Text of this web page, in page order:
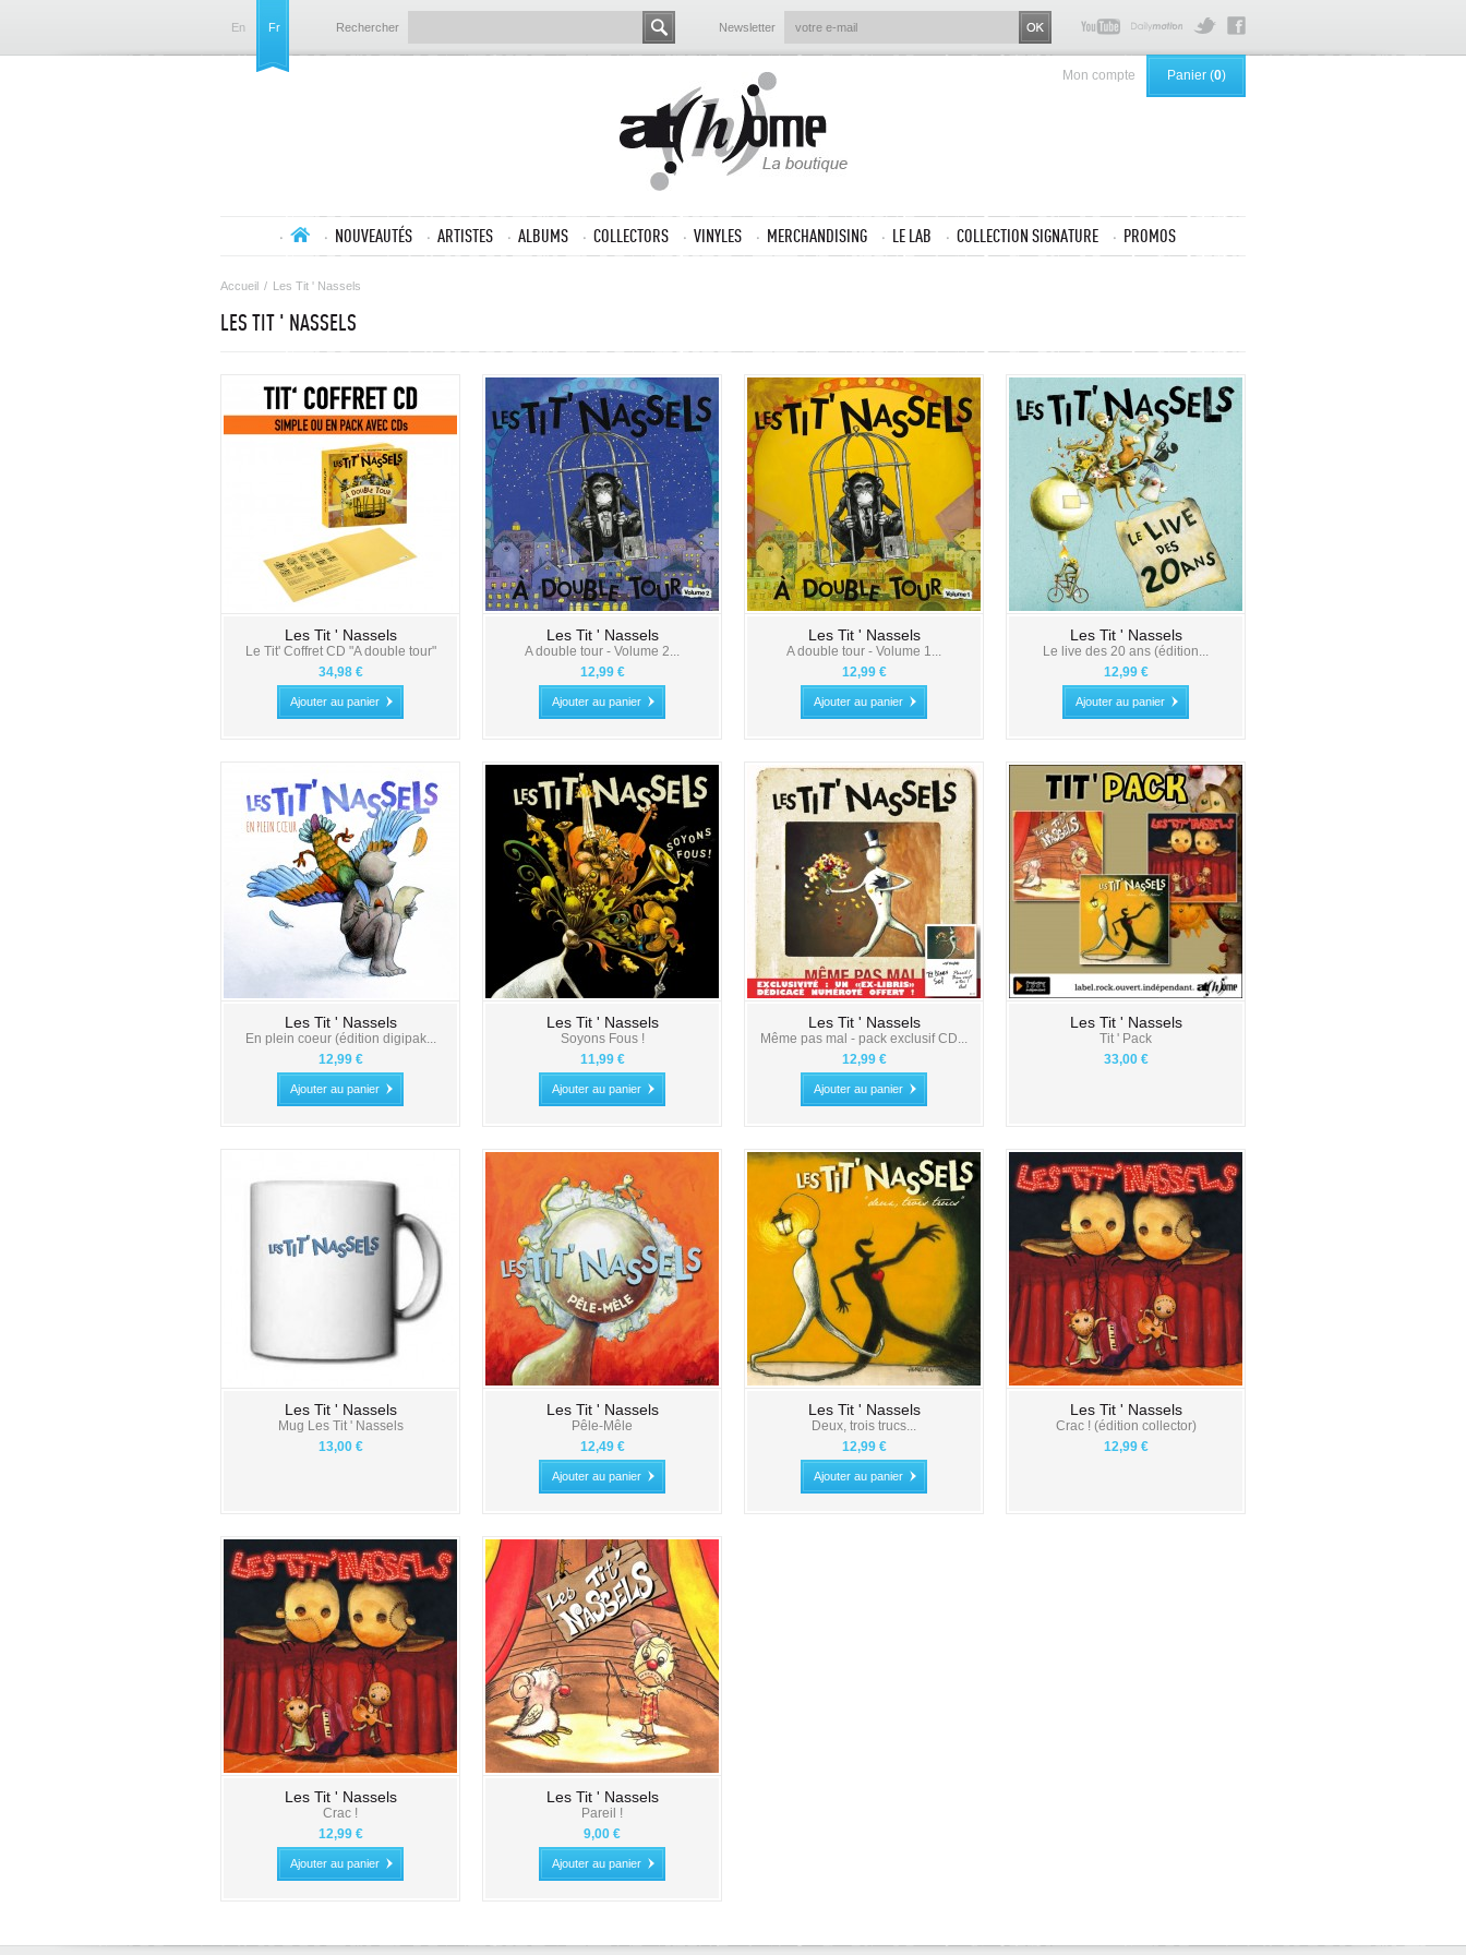
En Fr Rechercher Newsletter
Mon compte Panier (0)
NOUVEAUTÉS ARTISTES ALBUMS COLLECTORS VINYLES MERCHANDISING LE LAB COLLECTION SIGNATURE PROMOS
Accueil / Les Tit ' Nassels
LES TIT ' NASSELS
Les Tit ' Nassels
Le Tit' Coffret CD "A double tour"
34,98 €
Ajouter au panier
Les Tit ' Nassels
A double tour - Volume 2...
12,99 €
Ajouter au panier
Les Tit ' Nassels
A double tour - Volume 1...
12,99 €
Ajouter au panier
Les Tit ' Nassels
Le live des 20 ans (édition...
12,99 €
Ajouter au panier
Les Tit ' Nassels
En plein coeur (édition digipak...
12,99 €
Ajouter au panier
Les Tit ' Nassels
Soyons Fous !
11,99 €
Ajouter au panier
Les Tit ' Nassels
Même pas mal - pack exclusif CD...
12,99 €
Ajouter au panier
Les Tit ' Nassels
Tit ' Pack
33,00 €
Les Tit ' Nassels
Mug Les Tit ' Nassels
13,00 €
Les Tit ' Nassels
Pêle-Mêle
12,49 €
Ajouter au panier
Les Tit ' Nassels
Deux, trois trucs...
12,99 €
Ajouter au panier
Les Tit ' Nassels
Crac ! (édition collector)
12,99 €
Les Tit ' Nassels
Crac !
12,99 €
Ajouter au panier
Les Tit ' Nassels
Pareil !
9,00 €
Ajouter au panier